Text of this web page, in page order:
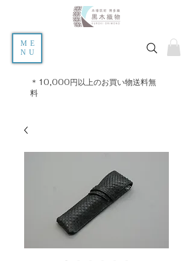
ME
NU
＊10,000円以上のお買い物送料無
料